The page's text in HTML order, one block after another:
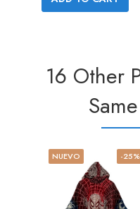
16 Other
-25%
NUEVO